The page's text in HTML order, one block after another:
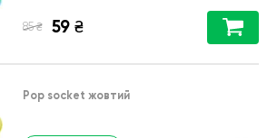
85 ₴ 59 ₴
Pop socket жовтий